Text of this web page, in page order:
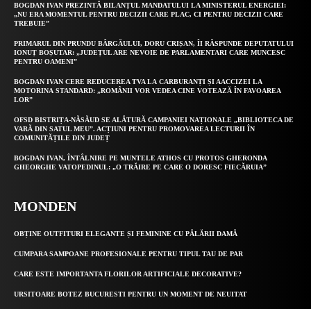
BOGDAN IVAN PREZINTĂ BILANȚUL MANDATULUI LA MINISTERUL ENERGIEI:
„NU ERA MOMENTUL PENTRU DECIZII CARE PLAC, CI PENTRU DECIZII CARE
TREBUIE”
PRIMARUL DIN PRUNDU BÂRGĂULUI, DORU CRIȘAN, ÎI RĂSPUNDE DEPUTATULUI
IONUȚ BOȘUTAR: „JUDEȚUL ARE NEVOIE DE PARLAMENTARI CARE MUNCESC
PENTRU OAMENI”
BOGDAN IVAN CERE REDUCEREA TVA LA CARBURANȚI ȘI AACCIZEI LA
MOTORINA STANDARD: „ROMÂNII VOR VEDEA CINE VOTEAZĂ ÎN FAVOAREA
LOR”
OFSD BISTRIȚA-NĂSĂUD SE ALĂTURĂ CAMPANIEI NAȚIONALE „BIBLIOTECA DE
VARĂ DIN SATUL MEU”. ACȚIUNI PENTRU PROMOVAREA LECTURII ÎN
COMUNITĂȚILE DIN JUDEȚ
BOGDAN IVAN, ÎNTÂLNIRE PE MUNTELE ATHOS CU PROTOS GHERONDA
GHEORGHE VATOPEDINUL: „O TRĂIRE PE CARE O DORESC FIECĂRUIA”
MONDEN
OBȚINE OUTFITURI ELEGANTE ȘI FEMININE CU PĂLĂRII DAMĂ
CUMPARA SAMPOANE PROFESIONALE PENTRU TIPUL TAU DE PAR
CARE ESTE IMPORTANTA FLORILOR ARTIFICIALE DECORATIVE?
URSITOARE BOTEZ BUCURESTI PENTRU UN MOMENT DE NEUITAT